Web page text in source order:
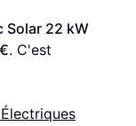
Solar 22 kW
. C'est